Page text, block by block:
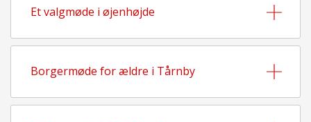
Et valgmøde i øjenhøjde
Borgermøde for ældre i Tårnby